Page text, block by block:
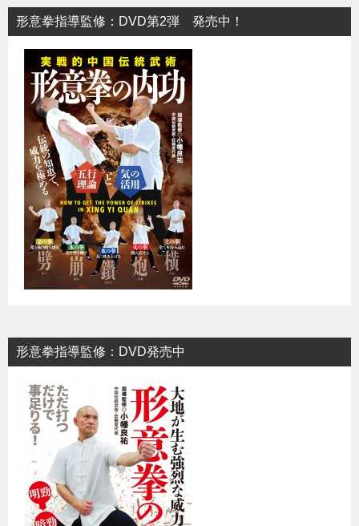
形意拳指導監修：DVD第2弾 発売中！
形意拳指導監修：DVD発売中